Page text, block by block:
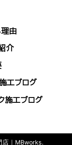
由
介
工ブログ
施工ブログ
｜MBworks.